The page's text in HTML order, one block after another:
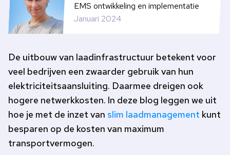
EMS ontwikkeling en implementatie
Januari 2024
De uitbouw van laadinfrastructuur betekent voor
veel bedrijven een zwaarder gebruik van hun
elektriciteitsaansluiting. Daarmee dreigen ook
hogere netwerkkosten. In deze blog leggen we uit
hoe je met de inzet van slim laadmanagement kunt
besparen op de kosten van maximum
transportvermogen.